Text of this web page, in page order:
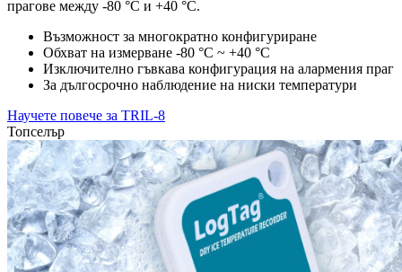
прагове между -80 °C и +40 °C.
Възможност за многократно конфигуриране
Обхват на измерване -80 °C ~ +40 °C
Изключително гъвкава конфигурация на алармения праг
За дългосрочно наблюдение на ниски температури
Научете повече за TRIL-8
Топселър